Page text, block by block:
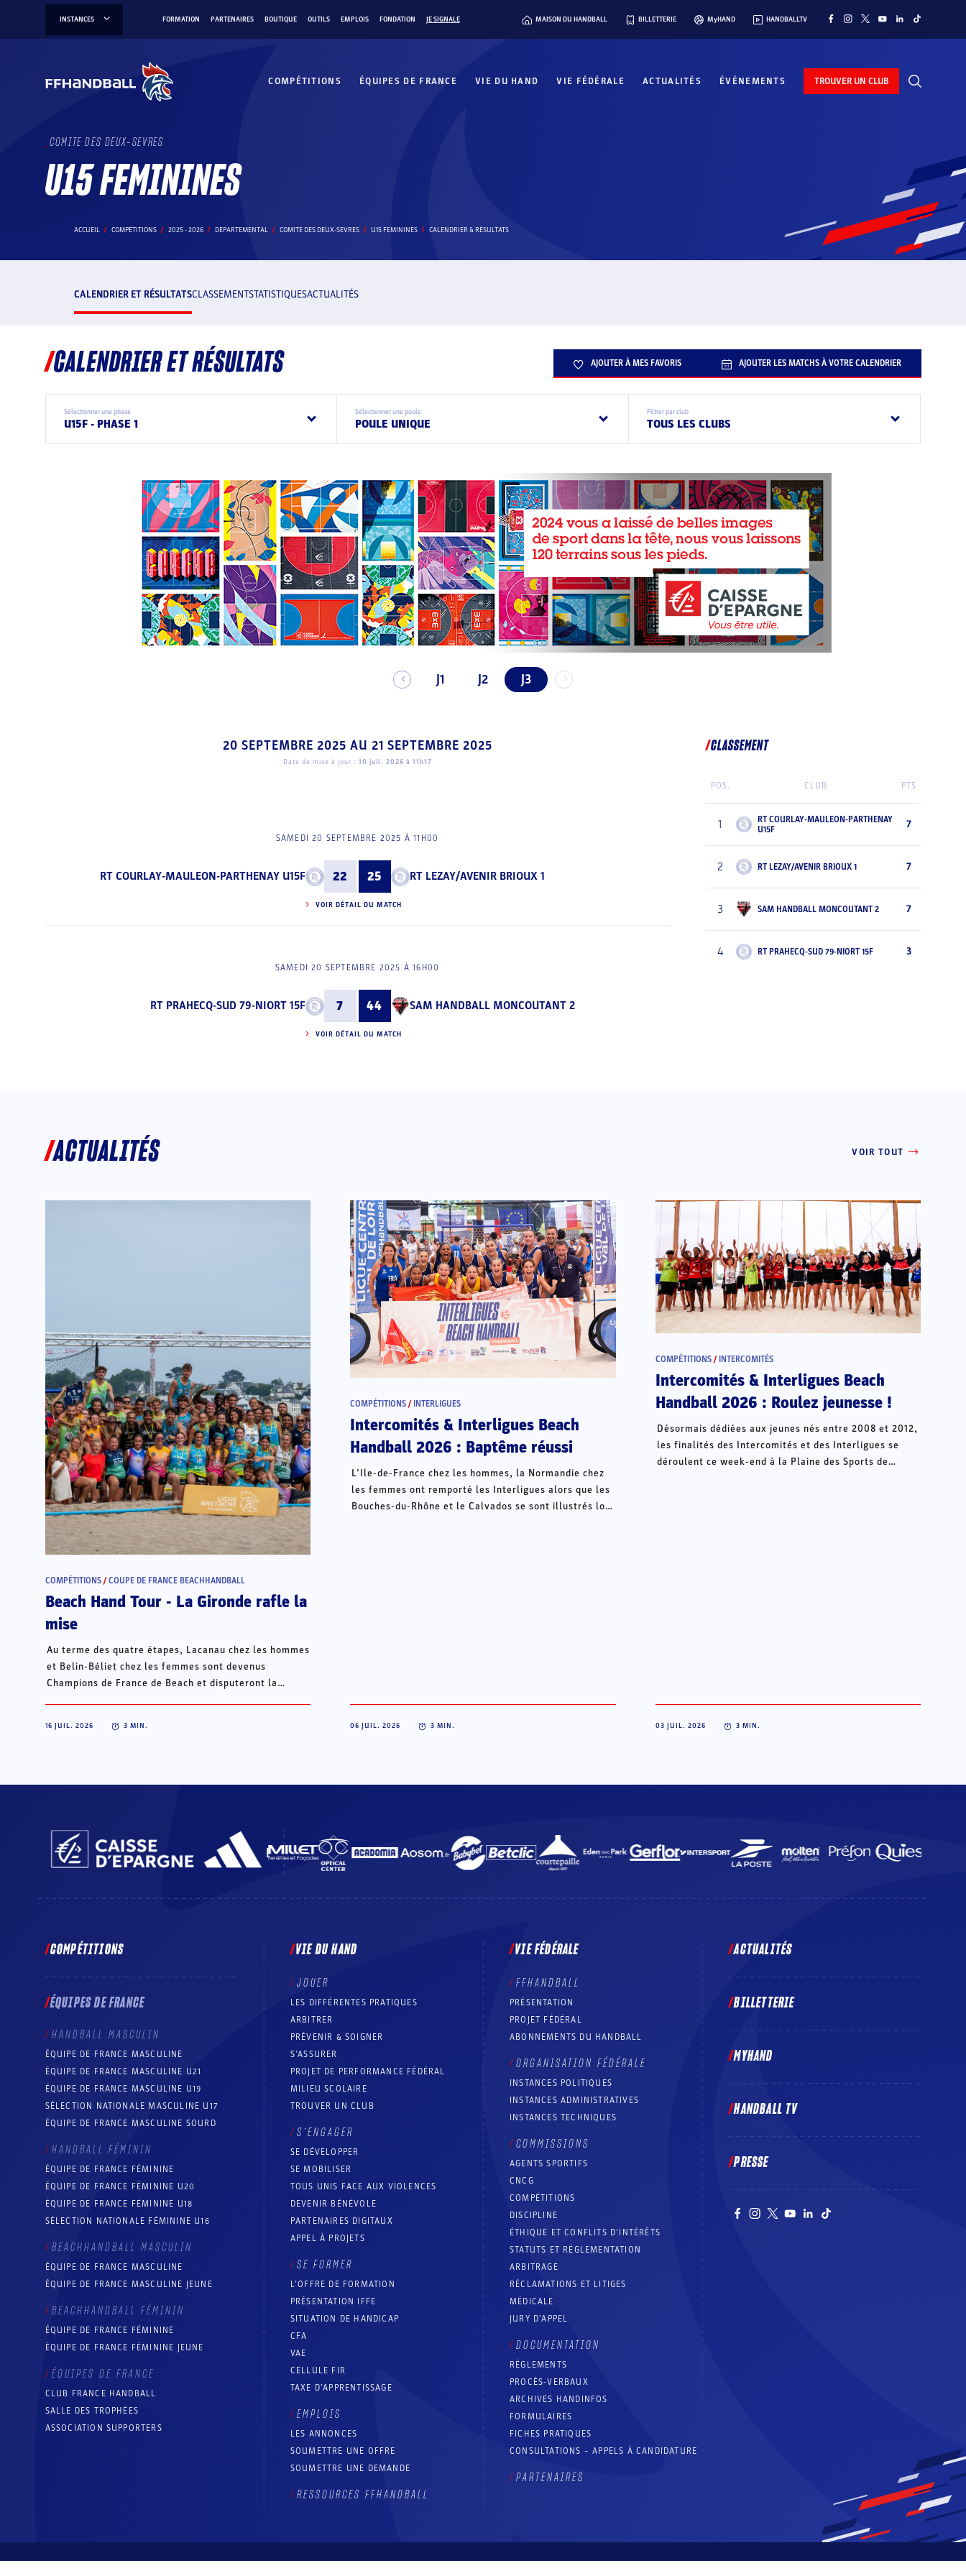
INSTANCES FORMATION PARTENAIRES BOUTIQUE OUTILS EMPLOIS FONDATION JE SIGNALE MAISON DU HANDBALL BILLETTERIE MyHAND HANDBALLTV
COMPÉTITIONS ÉQUIPES DE FRANCE VIE DU HAND VIE FÉDÉRALE ACTUALITÉS ÉVÉNEMENTS TROUVER UN CLUB
COMITE DES DEUX-SEVRES
U15 FEMININES
ACCUEIL COMPÉTITIONS 2025 - 2026 DEPARTEMENTAL COMITE DES DEUX-SEVRES U15 FEMININES CALENDRIER & RÉSULTATS
CALENDRIER ET RÉSULTATSCLASSEMENTSTATISTIQUESACTUALITÉS
CALENDRIER ET RÉSULTATS AJOUTER À MES FAVORIS AJOUTER LES MATCHS À VOTRE CALENDRIER
Sélectionner une phase
U15F - PHASE 1
Sélectionner une poule
POULE UNIQUE
Filtrer par club
TOUS LES CLUBS
J1 J2 J3
20 SEPTEMBRE 2025 AU 21 SEPTEMBRE 2025
Date de mise à jour : 10 juil. 2026 à 11h17
SAMEDI 20 SEPTEMBRE 2025 À 11H00
RT COURLAY-MAULEON-PARTHENAY U15F 22 25 RT LEZAY/AVENIR BRIOUX 1
VOIR DÉTAIL DU MATCH
SAMEDI 20 SEPTEMBRE 2025 À 16H00
RT PRAHECQ-SUD 79-NIORT 15F 7 44 SAM HANDBALL MONCOUTANT 2
VOIR DÉTAIL DU MATCH
CLASSEMENT
POS. CLUB PTS
1
RT COURLAY-MAULEON-PARTHENAY
U15F
7
2 RT LEZAY/AVENIR BRIOUX 1 7
3 SAM HANDBALL MONCOUTANT 2 7
4 RT PRAHECQ-SUD 79-NIORT 15F 3
ACTUALITÉS VOIR TOUT
COMPÉTITIONS /COUPE DE FRANCE BEACHHANDBALL
Beach Hand Tour - La Gironde rafle la
mise
Au terme des quatre étapes, Lacanau chez les hommes
et Belin-Béliet chez les femmes sont devenus
Champions de France de Beach et disputeront la
16 JUIL. 2026 3 MIN.
COMPÉTITIONS / INTERLIGUES
Intercomités & Interligues Beach
Handball 2026 : Baptême réussi
L’Ile-de-France chez les hommes, la Normandie chez
les femmes ont remporté les Interligues alors que les
Bouches-du-Rhône et le Calvados se sont illustrés lors
06 JUIL. 2026 3 MIN.
COMPÉTITIONS / INTERCOMITÉS
Intercomités & Interligues Beach
Handball 2026 : Roulez jeunesse !
Désormais dédiées aux jeunes nés entre 2008 et 2012,
les finalités des Intercomités et des Interligues se
déroulent ce week-end à la Plaine des Sports de
03 JUIL. 2026 3 MIN.
COMPÉTITIONS
ÉQUIPES DE FRANCE
HANDBALL MASCULIN
ÉQUIPE DE FRANCE MASCULINE
ÉQUIPE DE FRANCE MASCULINE U21
ÉQUIPE DE FRANCE MASCULINE U19
SÉLECTION NATIONALE MASCULINE U17
ÉQUIPE DE FRANCE MASCULINE SOURD
HANDBALL FÉMININ
ÉQUIPE DE FRANCE FÉMININE
ÉQUIPE DE FRANCE FÉMININE U20
ÉQUIPE DE FRANCE FÉMININE U18
SÉLECTION NATIONALE FÉMININE U16
BEACHHANDBALL MASCULIN
ÉQUIPE DE FRANCE MASCULINE
ÉQUIPE DE FRANCE MASCULINE JEUNE
BEACHHANDBALL FÉMININ
ÉQUIPE DE FRANCE FÉMININE
ÉQUIPE DE FRANCE FÉMININE JEUNE
ÉQUIPES DE FRANCE
CLUB FRANCE HANDBALL
SALLE DES TROPHÉES
ASSOCIATION SUPPORTERS
VIE DU HAND
JOUER
LES DIFFÉRENTES PRATIQUES
ARBITRER
PRÉVENIR & SOIGNER
S’ASSURER
PROJET DE PERFORMANCE FÉDÉRAL
MILIEU SCOLAIRE
TROUVER UN CLUB
S’ENGAGER
SE DÉVELOPPER
SE MOBILISER
TOUS UNIS FACE AUX VIOLENCES
DEVENIR BÉNÉVOLE
PARTENAIRES DIGITAUX
APPEL À PROJETS
SE FORMER
L’OFFRE DE FORMATION
PRÉSENTATION IFFE
SITUATION DE HANDICAP
CFA
VAE
CELLULE FIR
TAXE D’APPRENTISSAGE
EMPLOIS
LES ANNONCES
SOUMETTRE UNE OFFRE
SOUMETTRE UNE DEMANDE
RESSOURCES FFHANDBALL
VIE FÉDÉRALE
FFHANDBALL
PRÉSENTATION
PROJET FÉDÉRAL
ABONNEMENTS DU HANDBALL
ORGANISATION FÉDÉRALE
INSTANCES POLITIQUES
INSTANCES ADMINISTRATIVES
INSTANCES TECHNIQUES
COMMISSIONS
AGENTS SPORTIFS
CNCG
COMPÉTITIONS
DISCIPLINE
ÉTHIQUE ET CONFLITS D'INTÉRÊTS
STATUTS ET RÉGLEMENTATION
ARBITRAGE
RÉCLAMATIONS ET LITIGES
MÉDICALE
JURY D’APPEL
DOCUMENTATION
RÈGLEMENTS
PROCÈS-VERBAUX
ARCHIVES HANDINFOS
FORMULAIRES
FICHES PRATIQUES
CONSULTATIONS – APPELS À CANDIDATURE
PARTENAIRES
ACTUALITÉS
BILLETTERIE
MYHAND
HANDBALL TV
PRESSE